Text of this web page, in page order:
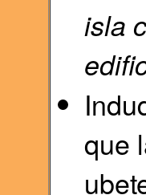
isla
que